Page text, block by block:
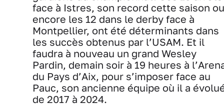
face à Istres, son record cette saison ou
encore les 12 dans le derby face à
Montpellier, ont été déterminants dans
les succès obtenus par l’USAM. Et il
faudra à nouveau un grand Wesley
Pardin, demain soir à 19 heures à
du Pays d’Aix, pour s’imposer face au
Pauc, son ancienne équipe où il a
de 2017 à 2024.